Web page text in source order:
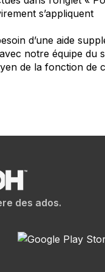
s’appliquent
d’une aide
notre équipe du
de la fonction de
des ados.